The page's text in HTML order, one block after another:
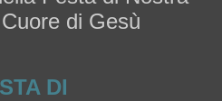
di Gesù
DI